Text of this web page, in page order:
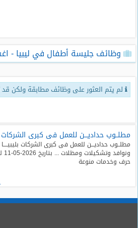
تصفح
الوظائف
وظائف
اليوم
السعودية
اليوم
وظائف
مصر
وظائف
وظائف جليسة أطفال في ليبيا -
لم يتم العثور على وظائف مطابقة ولكن قد
مطلــوب حداديـــن للعمل فى كبرى الشركات
مطلــوب حداديـــن للعمل فى كبرى الشركات
حرف وخدمات منوعة